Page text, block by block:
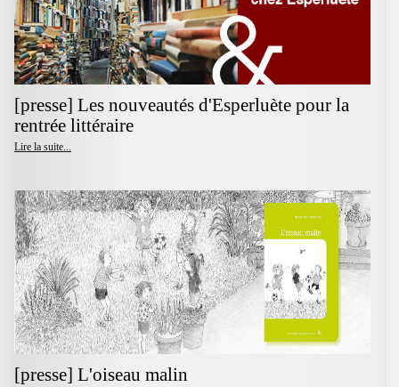
[presse] Les nouveautés d'Esperluète pour la
rentrée littéraire
Lire la suite...
[presse] L'oiseau malin